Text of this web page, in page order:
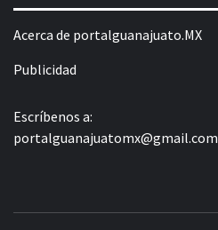
Acerca de portalguanajuato.MX
Publicidad
Escríbenos a:
portalguanajuatomx@gmail.com